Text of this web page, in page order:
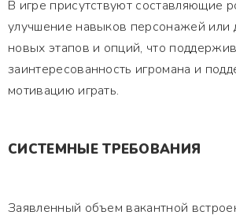
В игре присутствуют составляющие
улучшение навыков персонажей или
новых этапов и опций, что
заинтересованность игромана и
мотивацию играть.
СИСТЕМНЫЕ ТРЕБОВАНИЯ
Заявленный объем вакантной